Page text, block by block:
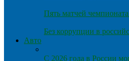
Пять матчей
Без коррупции в
Авто
С 2026 года в России